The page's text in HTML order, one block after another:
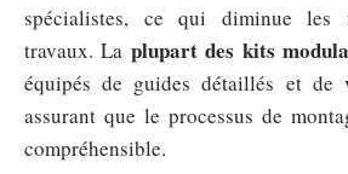
spécialistes, ce qui diminue les
travaux. La plupart des kits
équipés de guides détaillés et de
assurant que le processus de
compréhensible.